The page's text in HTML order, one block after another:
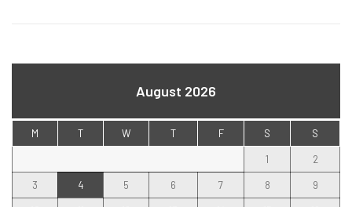
August 2026
M T W T F S S
1 2
3 4 5 6 7 8 9